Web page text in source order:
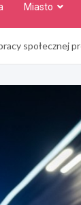
Miasto
społecznej